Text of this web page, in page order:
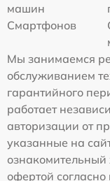
машин
Смартфонов
Мы занимаемся
обслуживанием
гарантийного
работает
авторизации от
указанные на
ознакомительный
офертой